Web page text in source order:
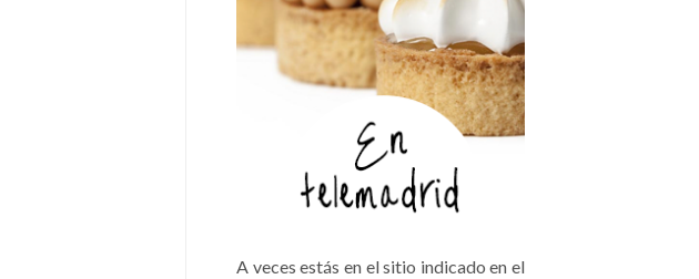
A veces estás en el sitio indicado en el